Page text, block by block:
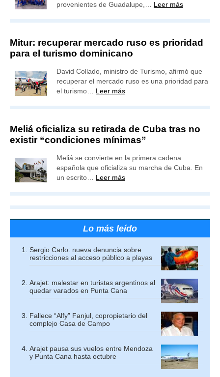
provenientes de Guadalupe,… Leer más
Mitur: recuperar mercado ruso es prioridad
para el turismo dominicano
David Collado, ministro de Turismo, afirmó que
recuperar el mercado ruso es una prioridad para
el turismo… Leer más
Meliá oficializa su retirada de Cuba tras no
existir “condiciones mínimas”
Meliá se convierte en la primera cadena
española que oficializa su marcha de Cuba. En
un escrito… Leer más
Lo más leído
Sergio Carlo: nueva denuncia sobre
restricciones al acceso público a playas
Arajet: malestar en turistas argentinos al
quedar varados en Punta Cana
Fallece “Alfy” Fanjul, copropietario del
complejo Casa de Campo
Arajet pausa sus vuelos entre Mendoza
y Punta Cana hasta octubre